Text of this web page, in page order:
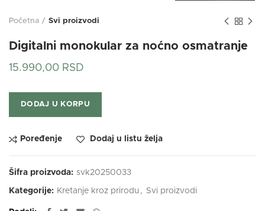
Početna Svi proizvodi
Digitalni monokular za noćno osmatranje
15.990,00 RSD
DODAJ U KORPU
Poređenje Dodaj u listu želja
Šifra proizvoda: svk20250033
Kategorije: Kretanje kroz prirodu , Svi proizvodi